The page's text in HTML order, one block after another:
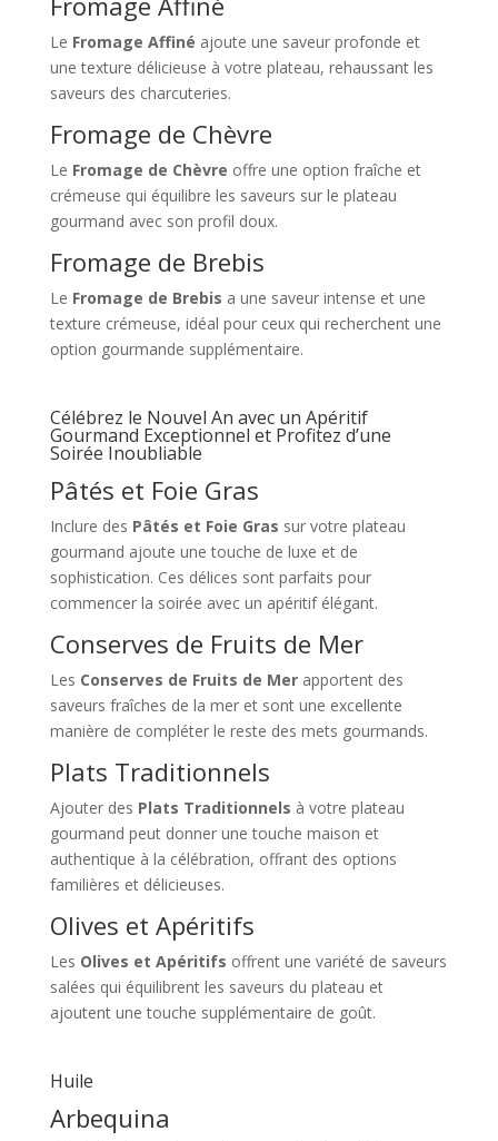
Le Fromage Affiné ajoute une saveur profonde et
une texture délicieuse à votre plateau, rehaussant les
saveurs des charcuteries.
Fromage de Chèvre
Le Fromage de Chèvre offre une option fraîche et
crémeuse qui équilibre les saveurs sur le plateau
gourmand avec son profil doux.
Fromage de Brebis
Le Fromage de Brebis a une saveur intense et une
texture crémeuse, idéal pour ceux qui recherchent une
option gourmande supplémentaire.
Célébrez le Nouvel An avec un Apéritif
Gourmand Exceptionnel et Profitez d’une
Soirée Inoubliable
Pâtés et Foie Gras
Inclure des Pâtés et Foie Gras sur votre plateau
gourmand ajoute une touche de luxe et de
sophistication. Ces délices sont parfaits pour
commencer la soirée avec un apéritif élégant.
Conserves de Fruits de Mer
Les Conserves de Fruits de Merapportent des
saveurs fraîches de la mer et sont une excellente
manière de compléter le reste des mets gourmands.
Plats Traditionnels
Ajouter des Plats Traditionnels à votre plateau
gourmand peut donner une touche maison et
authentique à la célébration, offrant des options
familières et délicieuses.
Olives et Apéritifs
Les Olives et Apéritifs offrent une variété de saveurs
salées qui équilibrent les saveurs du plateau et
ajoutent une touche supplémentaire de goût.
Huile
Arbequina